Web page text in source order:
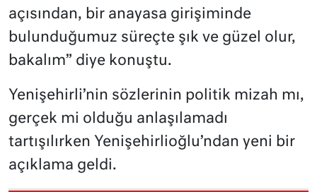
açısından, bir anayasa girişiminde
bulunduğumuz süreçte şık ve güzel olur,
bakalım” diye konuştu.
Yenişehirli’nin sözlerinin politik mizah mı,
gerçek mi olduğu anlaşılamadı
tartışılırken Yenişehirlioğlu’ndan yeni bir
açıklama geldi.